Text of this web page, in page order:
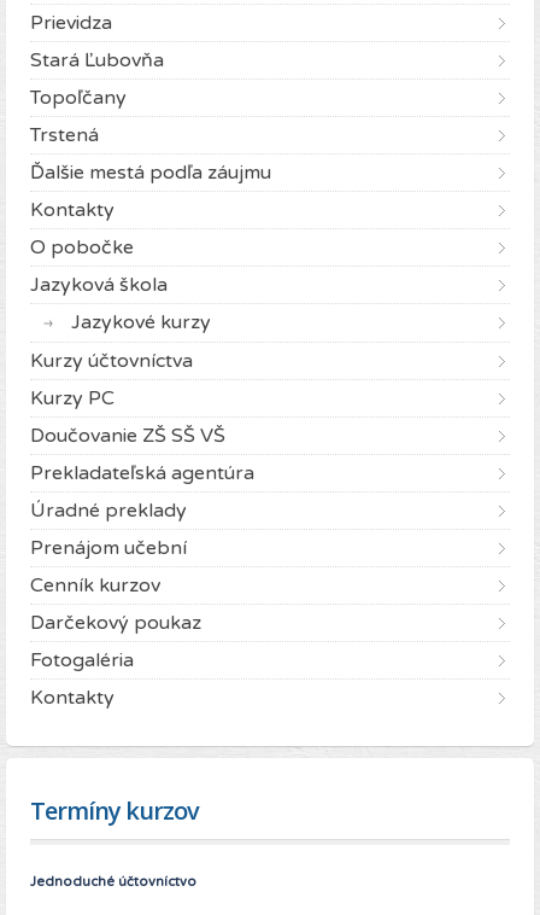
Prievidza
Stará Ľubovňa
Topoľčany
Trstená
Ďalšie mestá podľa záujmu
Kontakty
O pobočke
Jazyková škola
Jazykové kurzy
Kurzy účtovníctva
Kurzy PC
Doučovanie ZŠ SŠ VŠ
Prekladateľská agentúra
Úradné preklady
Prenájom učební
Cenník kurzov
Darčekový poukaz
Fotogaléria
Kontakty
Termíny kurzov
Jednoduché účtovníctvo